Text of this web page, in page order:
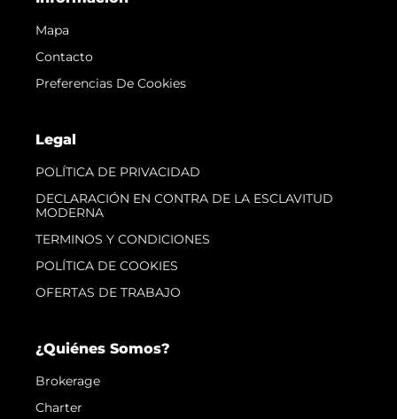
Mapa
Contacto
Preferencias De Cookies
Legal
POLÍTICA DE PRIVACIDAD
DECLARACIÓN EN CONTRA DE LA ESCLAVITUD
MODERNA
TERMINOS Y CONDICIONES
POLÍTICA DE COOKIES
OFERTAS DE TRABAJO
¿Quiénes Somos?
Brokerage
Charter